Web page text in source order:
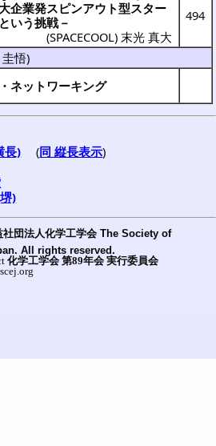
大企業発スピンアウト型スター
いう挑戦－
(SPACECOOL) 末光 真大
494
悟)
ネットワーキング
長) (同 縦長表示)
)
社団法人化学工学会 The Society of
All rights reserved.
化学工学会 第89年会 実行委員会